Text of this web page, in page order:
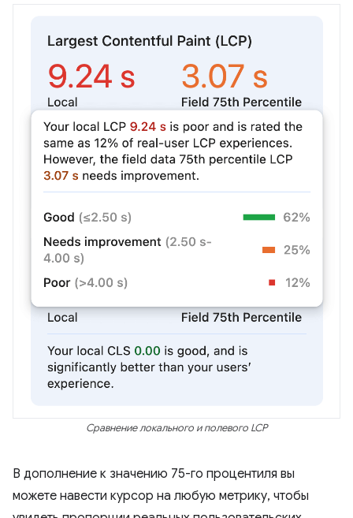
Сравнение локального и полевого LCP
В дополнение к значению 75-го процентиля вы
можете навести курсор на любую метрику, чтобы